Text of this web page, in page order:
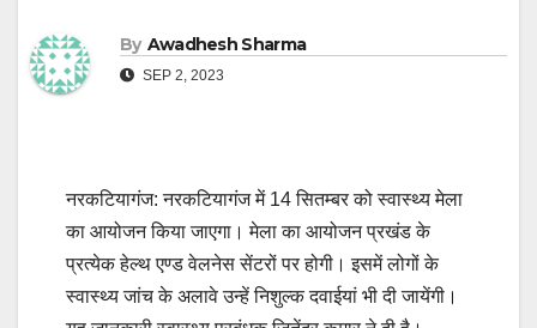
By Awadhesh Sharma
SEP 2, 2023
नरकटियागंज: नरकटियागंज में 14 सितम्बर को स्वास्थ्य मेला
का आयोजन किया जाएगा। मेला का आयोजन प्रखंड के
प्रत्येक हेल्थ एण्ड वेलनेस सेंटरों पर होगी। इसमें लोगों के
स्वास्थ्य जांच के अलावे उन्हें निशुल्क दवाईयां भी दी जायेंगी।